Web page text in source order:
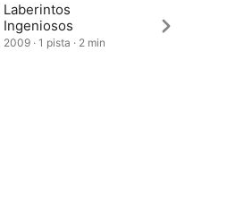
Laberintos
Ingeniosos
2009 · 1 pista · 2 min